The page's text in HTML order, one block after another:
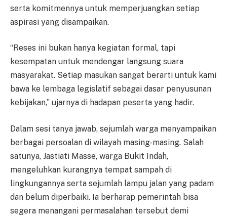
serta komitmennya untuk memperjuangkan setiap
aspirasi yang disampaikan.
“Reses ini bukan hanya kegiatan formal, tapi
kesempatan untuk mendengar langsung suara
masyarakat. Setiap masukan sangat berarti untuk kami
bawa ke lembaga legislatif sebagai dasar penyusunan
kebijakan,” ujarnya di hadapan peserta yang hadir.
Dalam sesi tanya jawab, sejumlah warga menyampaikan
berbagai persoalan di wilayah masing-masing. Salah
satunya, Jastiati Masse, warga Bukit Indah,
mengeluhkan kurangnya tempat sampah di
lingkungannya serta sejumlah lampu jalan yang padam
dan belum diperbaiki. Ia berharap pemerintah bisa
segera menangani permasalahan tersebut demi